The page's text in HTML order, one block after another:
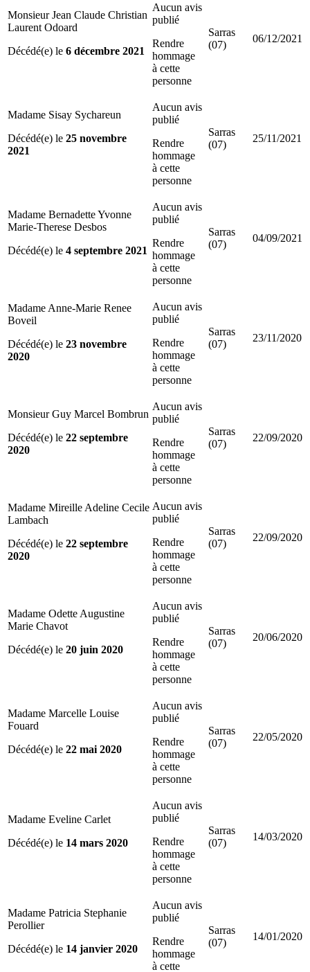
Monsieur Jean Claude Christian
Laurent Odoard
Décédé(e) le 6 décembre 2021
Aucun avis
publié
Rendre
hommage
à cette
personne
Sarras
(07)
06/12/2021
Madame Sisay Sychareun
Décédé(e) le 25 novembre
2021
Aucun avis
publié
Rendre
hommage
à cette
personne
Sarras
(07)
25/11/2021
Madame Bernadette Yvonne
Marie-Therese Desbos
Décédé(e) le 4 septembre 2021
Aucun avis
publié
Rendre
hommage
à cette
personne
Sarras
(07)
04/09/2021
Madame Anne-Marie Renee
Boveil
Décédé(e) le 23 novembre
2020
Aucun avis
publié
Rendre
hommage
à cette
personne
Sarras
(07)
23/11/2020
Monsieur Guy Marcel Bombrun
Décédé(e) le 22 septembre
2020
Aucun avis
publié
Rendre
hommage
à cette
personne
Sarras
(07)
22/09/2020
Madame Mireille Adeline Cecile
Lambach
Décédé(e) le 22 septembre
2020
Aucun avis
publié
Rendre
hommage
à cette
personne
Sarras
(07)
22/09/2020
Madame Odette Augustine
Marie Chavot
Décédé(e) le 20 juin 2020
Aucun avis
publié
Rendre
hommage
à cette
personne
Sarras
(07)
20/06/2020
Madame Marcelle Louise
Fouard
Décédé(e) le 22 mai 2020
Aucun avis
publié
Rendre
hommage
à cette
personne
Sarras
(07)
22/05/2020
Madame Eveline Carlet
Décédé(e) le 14 mars 2020
Aucun avis
publié
Rendre
hommage
à cette
personne
Sarras
(07)
14/03/2020
Madame Patricia Stephanie
Perollier
Décédé(e) le 14 janvier 2020
Aucun avis
publié
Rendre
hommage
à cette
Sarras
(07)
14/01/2020